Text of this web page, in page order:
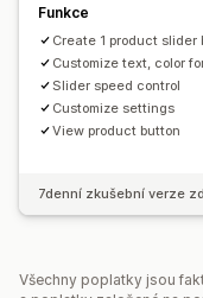
Funkce
Create 1 product slider
Customize text, color
Slider speed control
Customize settings
View product button
7denní zkušební verze
Všechny poplatky jsou